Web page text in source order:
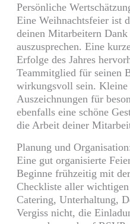
Persönliche
Eine Weihnachtsfeier ist
deinen Mitarbeitern
auszusprechen. Eine
Erfolge des Jahres
Teammitglied für seinen
wirkungsvoll sein. Kleine
Auszeichnungen für
ebenfalls eine schöne
die Arbeit deiner
Planung und
Eine gut organisierte
Beginne frühzeitig mit
Checkliste aller
Catering, Unterhaltung,
Vergiss nicht, die